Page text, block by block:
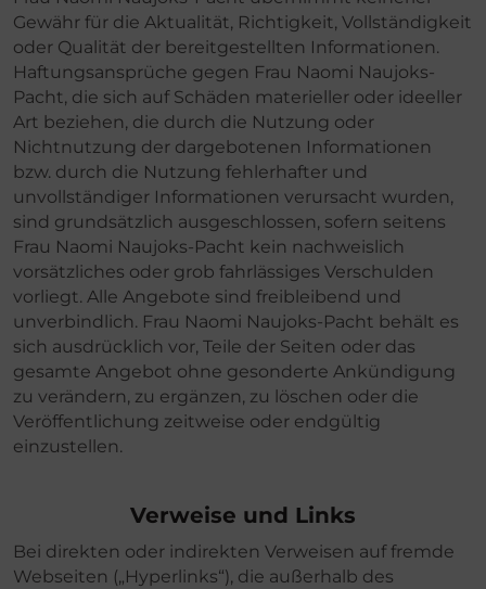
Gewähr für die Aktualität, Richtigkeit, Vollständigkeit
oder Qualität der bereitgestellten Informationen.
Haftungsansprüche gegen Frau Naomi Naujoks-
Pacht, die sich auf Schäden materieller oder ideeller
Art beziehen, die durch die Nutzung oder
Nichtnutzung der dargebotenen Informationen
bzw. durch die Nutzung fehlerhafter und
unvollständiger Informationen verursacht wurden,
sind grundsätzlich ausgeschlossen, sofern seitens
Frau Naomi Naujoks-Pacht kein nachweislich
vorsätzliches oder grob fahrlässiges Verschulden
vorliegt. Alle Angebote sind freibleibend und
unverbindlich. Frau Naomi Naujoks-Pacht behält es
sich ausdrücklich vor, Teile der Seiten oder das
gesamte Angebot ohne gesonderte Ankündigung
zu verändern, zu ergänzen, zu löschen oder die
Veröffentlichung zeitweise oder endgültig
einzustellen.
Verweise und Links
Bei direkten oder indirekten Verweisen auf fremde
Webseiten („Hyperlinks“), die außerhalb des